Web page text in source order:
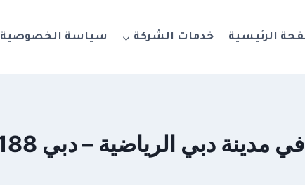
الرئيسية خدمات الشركة سياسة الخصوصية
دبي الرياضية – دبي 0564777188